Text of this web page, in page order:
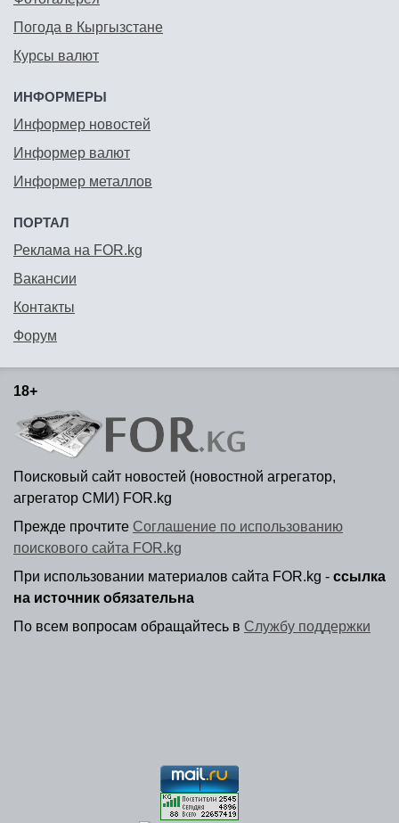
Погода в Кыргызстане
Курсы валют
ИНФОРМЕРЫ
Информер новостей
Информер валют
Информер металлов
ПОРТАЛ
Реклама на FOR.kg
Вакансии
Контакты
Форум
18+
Поисковый сайт новостей (новостной агрегатор,
агрегатор СМИ) FOR.kg
Прежде прочтите Соглашение по использованию
поискового сайта FOR.kg
При использовании материалов сайта FOR.kg - ссылка
на источник обязательна
По всем вопросам обращайтесь в Службу поддержки